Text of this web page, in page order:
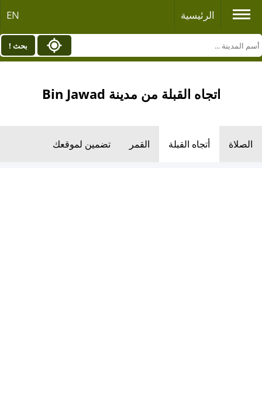
الرئيسية EN
بحث !
اتجاه القبلة من مدينة Bin Jawad
الصلاة أتجاه القبلة القمر تضمين لموقعك